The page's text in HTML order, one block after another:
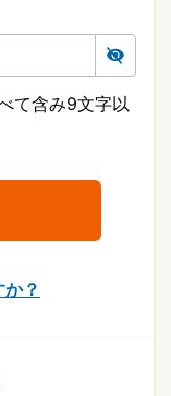
て含み9文字以
？